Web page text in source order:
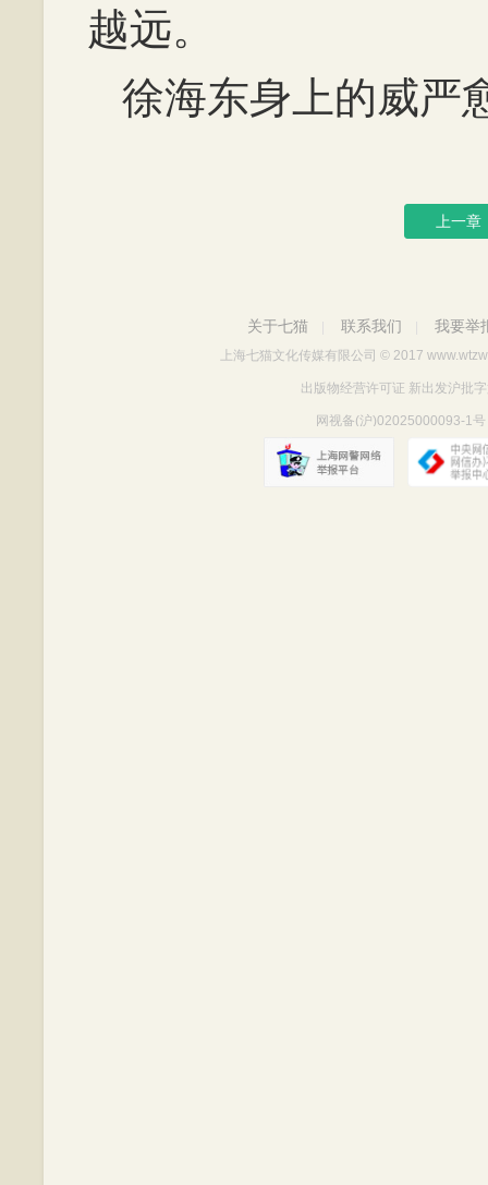
越远。
徐海东身上的威严
上一章
关于七猫 联系我们 我要举
上海七猫文化传媒有限公司 © 2017
出版物经营许可证 新出发沪批
网视备(沪)02025000093-1